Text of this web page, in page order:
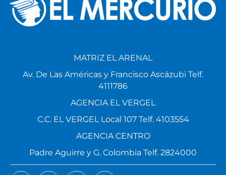
MATRIZ EL ARENAL
Av. De Las Américas y Francisco Ascázubi Telf.
4111786
AGENCIA EL VERGEL
C.C. EL VERGEL Local 107 Telf. 4103554
AGENCIA CENTRO
Padre Aguirre y G. Colombia Telf. 2824000